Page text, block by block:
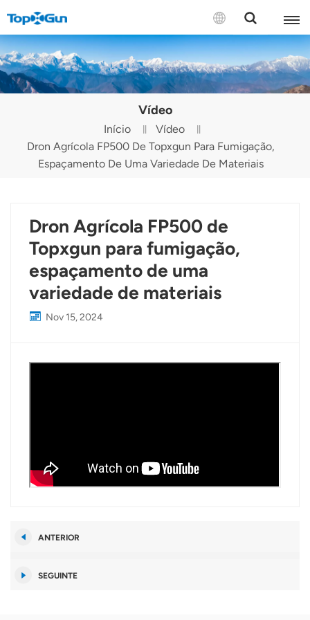
CONTACTE-NOS
English
Русский
Tiếng Việt
Vídeo
Início
Vídeo
Dron Agrícola FP500 De Topxgun Para Fumigação,
Espaçamento De Uma Variedade De Materiais
Dron Agrícola FP500 de
Topxgun para fumigação,
espaçamento de uma
variedade de materiais
Nov 15, 2024
ANTERIOR
SEGUINTE